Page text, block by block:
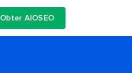
Obter AIOSEO